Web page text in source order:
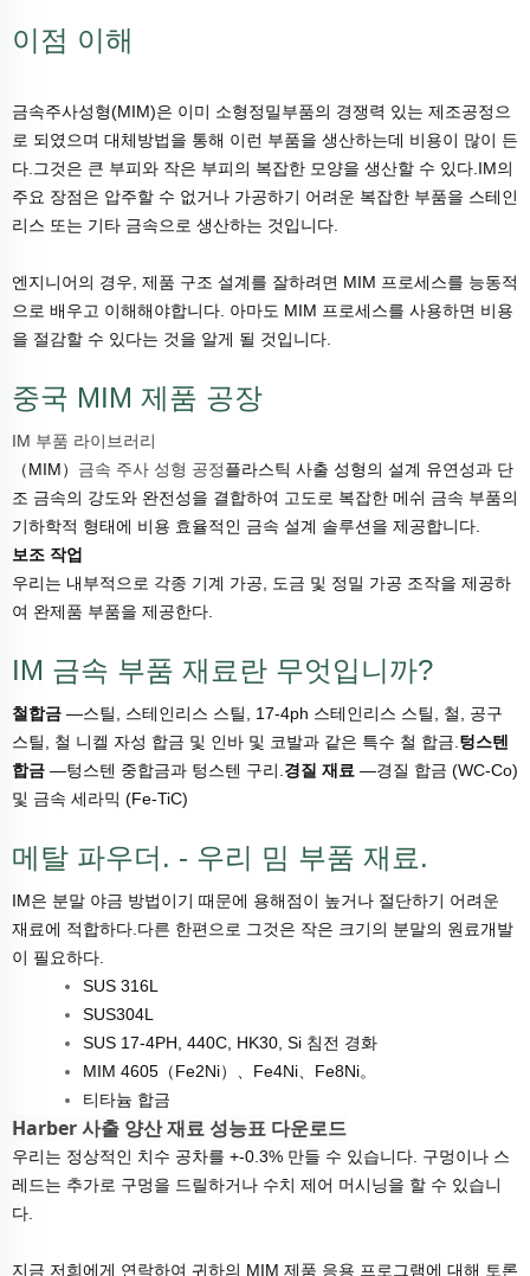
이점 이해
금속주사성형(MIM)은 이미 소형정밀부품의 경쟁력 있는 제조공정으
로 되였으며 대체방법을 통해 이런 부품을 생산하는데 비용이 많이 든
다.그것은 큰 부피와 작은 부피의 복잡한 모양을 생산할 수 있다.IM의
주요 장점은 압주할 수 없거나 가공하기 어려운 복잡한 부품을 스테인
리스 또는 기타 금속으로 생산하는 것입니다.
엔지니어의 경우, 제품 구조 설계를 잘하려면 MIM 프로세스를 능동적
으로 배우고 이해해야합니다. 아마도 MIM 프로세스를 사용하면 비용
을 절감할 수 있다는 것을 알게 될 것입니다.
중국 MIM 제품 공장
IM 부품 라이브러리
（MIM） 금속 주사 성형 공정플라스틱 사출 성형의 설계 유연성과 단
조 금속의 강도와 완전성을 결합하여 고도로 복잡한 메쉬 금속 부품의
기하학적 형태에 비용 효율적인 금속 설계 솔루션을 제공합니다.
보조 작업
우리는 내부적으로 각종 기계 가공, 도금 및 정밀 가공 조작을 제공하
여 완제품 부품을 제공한다.
IM 금속 부품 재료란 무엇입니까?
철합금 —스틸, 스테인리스 스틸, 17-4ph 스테인리스 스틸, 철, 공구
스틸, 철 니켈 자성 합금 및 인바 및 코발과 같은 특수 철 합금. 텅스텐
합금 —텅스텐 중합금과 텅스텐 구리. 경질 재료 —경질 합금 (WC-Co)
및 금속 세라믹 (Fe-TiC)
메탈 파우더. - 우리 밈 부품 재료.
IM은 분말 야금 방법이기 때문에 용해점이 높거나 절단하기 어려운
재료에 적합하다.다른 한편으로 그것은 작은 크기의 분말의 원료개발
이 필요하다.
SUS 316L
SUS304L
SUS 17-4PH, 440C, HK30, Si 침전 경화
MIM 4605（Fe2Ni）、Fe4Ni、Fe8Ni。
티타늄 합금
Harber 사출 양산 재료 성능표 다운로드
우리는 정상적인 치수 공차를 +-0.3% 만들 수 있습니다. 구멍이나 스
레드는 추가로 구멍을 드릴하거나 수치 제어 머시닝을 할 수 있습니
다.
지금 저희에게 연락하여 귀하의 MIM 제품 응용 프로그램에 대해 토론